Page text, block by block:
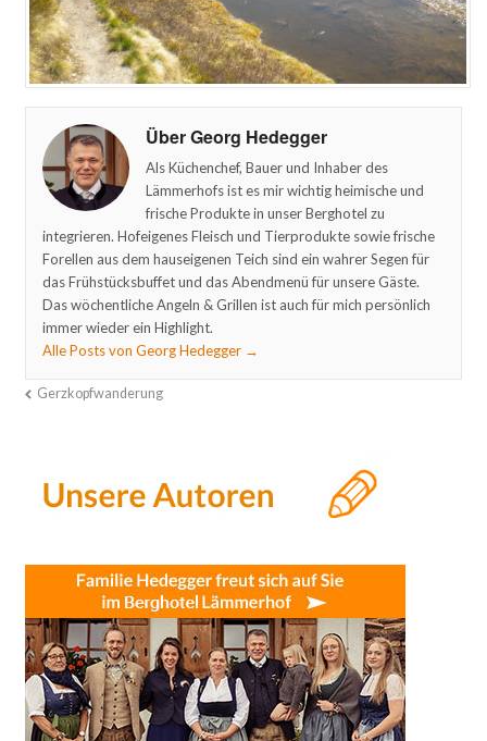
Über Georg Hedegger
Als Küchenchef, Bauer und Inhaber des
Lämmerhofs ist es mir wichtig heimische und
frische Produkte in unser Berghotel zu
integrieren. Hofeigenes Fleisch und Tierprodukte sowie frische
Forellen aus dem hauseigenen Teich sind ein wahrer Segen für
das Frühstücksbuffet und das Abendmenü für unsere Gäste.
Das wöchentliche Angeln & Grillen ist auch für mich persönlich
immer wieder ein Highlight.
Alle Posts von Georg Hedegger →
Gerzkopfwanderung